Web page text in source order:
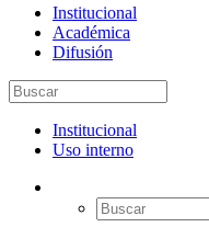
Institucional
Académica
Difusión
Institucional
Uso interno